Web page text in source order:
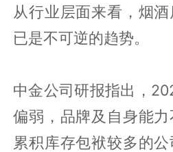
从行业层面来看，烟酒
已是不可逆的趋势。
中金公司研报指出，
偏弱，品牌及自身能
累积库存包袱较多的公